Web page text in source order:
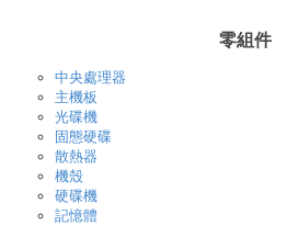
零組件
中央處理器
主機板
光碟機
固態硬碟
散熱器
機殼
硬碟機
記憶體